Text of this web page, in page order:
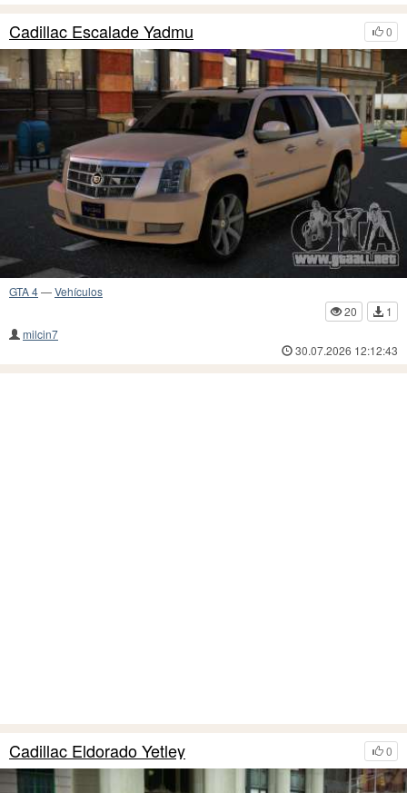
0
Cadillac Escalade Yadmu
GTA 4—Vehículos
20
1
milcin7
30.07.2026 12:12:43
0
Cadillac Eldorado Yetley